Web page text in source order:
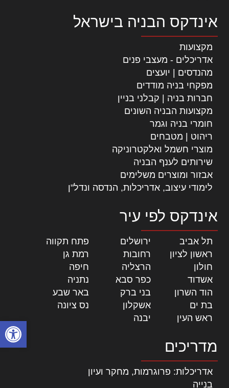
פתח
אינדקס הבניה בישראל
מקצועות
אדריכלים - מעצבי פנים
מהנדסים | יועצים
מפקחי בניה מודדים
חברות בניה | קבלני בניין
מקצועות הבניה השונים
חומרי בניה וגמר
ריהוט | מטבחים
מוצרי חשמל ואלקטרוניקה
שירותים לענף הבניה
אבזור ומוצרים משלימים
לימודי עיצוב, אדריכלות, הנדסה ונדל"ן
אינדקס לפי עיר
תל אביב ירושלים פתח תקווה
ראשון לציון
רחובות רמת גן
חולון
הרצליה חיפה
אשדוד
כפר סבא נתניה
הוד השרון
בני ברק באר שבע
בת ים
אשקלון נס ציונה
ראש העין
יבנה
מדריכים
אדריכלות: פרוגרמות, מחקר ועיון
בנייה